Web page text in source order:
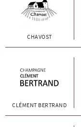
CHAVOST
CLÉMENT BERTRAND